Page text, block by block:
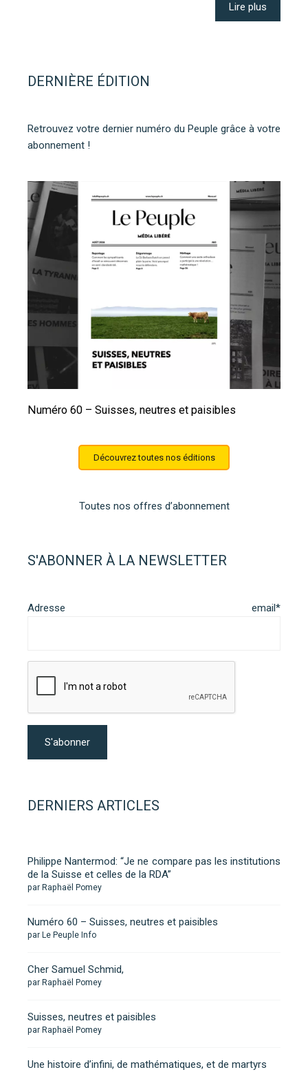
Lire plus
DERNIÈRE ÉDITION
Retrouvez votre dernier numéro du Peuple grâce à votre
abonnement !
Numéro 60 – Suisses, neutres et paisibles
Découvrez toutes nos éditions
Toutes nos offres d’abonnement
S'ABONNER À LA NEWSLETTER
Adresse email*
DERNIERS ARTICLES
Philippe Nantermod: “Je ne compare pas les institutions
de la Suisse et celles de la RDA”
par Raphaël Pomey
Numéro 60 – Suisses, neutres et paisibles
par Le Peuple Info
Cher Samuel Schmid,
par Raphaël Pomey
Suisses, neutres et paisibles
par Raphaël Pomey
Une histoire d’infini, de mathématiques, et de martyrs